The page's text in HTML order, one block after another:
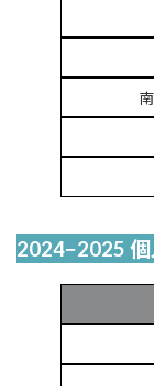
2024−2025